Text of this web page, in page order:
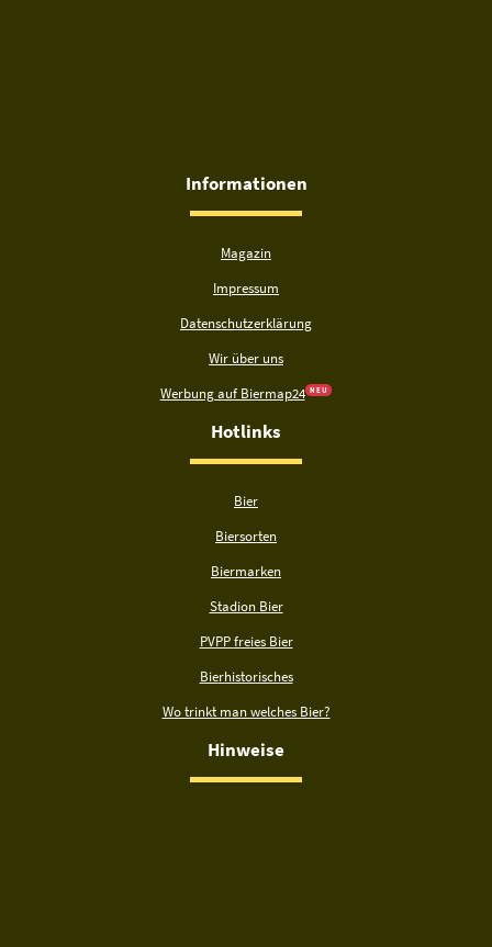
Informationen
Magazin
Impressum
Datenschutzerklärung
Wir über uns
Werbung auf Biermap24 N E U
Hotlinks
Bier
Biersorten
Biermarken
Stadion Bier
PVPP freies Bier
Bierhistorisches
Wo trinkt man welches Bier?
Hinweise